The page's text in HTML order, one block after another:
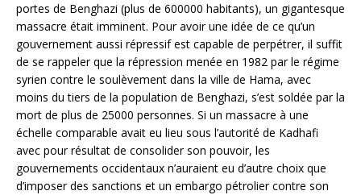
portes de Benghazi (plus de 600000 habitants), un gigantesque
massacre était imminent. Pour avoir une idée de ce qu’un
gouvernement aussi répressif est capable de perpétrer, il suffit
de se rappeler que la répression menée en 1982 par le régime
syrien contre le soulèvement dans la ville de Hama, avec
moins du tiers de la population de Benghazi, s’est soldée par la
mort de plus de 25000 personnes. Si un massacre à une
échelle comparable avait eu lieu sous l’autorité de Kadhafi
avec pour résultat de consolider son pouvoir, les
gouvernements occidentaux n’auraient eu d’autre choix que
d’imposer des sanctions et un embargo pétrolier contre son